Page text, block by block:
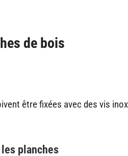
de bois
être fixées avec des vis
planches